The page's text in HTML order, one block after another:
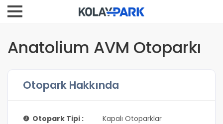
Anatolium AVM Otoparkı
Otopark Hakkında
Otopark Tipi : Kapalı Otoparklar